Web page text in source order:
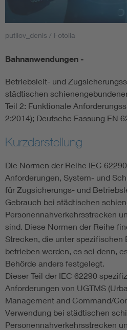
Smart Cities
Circular Economy für mehr
DIN VDE 0100 für sichere
Elektrofachkraft (EFK)
putilov_denis / Fotolia
Bahnanwendungen -
Betriebsleit- und
städtischen
Teil 2: Funktionale
2:2014); Deutsche Fassung EN
Kurzdarstellung
Die Normen der Reihe IEC
Anforderungen, System- und
für Zugsicherungs- und
Gebrauch bei städtischen
Personennahverkehrsstrecken
sind. Diese Normen der Reihe
Strecken, die unter spezifischen
betrieben werden, es sei denn,
Behörde anders festgelegt.
Dieser Teil der IEC 62290
Anforderungen von UGTMS
Management and Command/
Verwendung bei städtischen
Personennahverkehrsstrecken